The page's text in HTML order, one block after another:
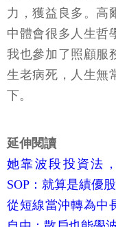
力，獲益良多。高
中體會很多人生哲
我也參加了照顧服
生老病死，人生無
下。
延伸閱讀
她靠波段投資法
SOP：就算是績優
從短線當沖轉為中